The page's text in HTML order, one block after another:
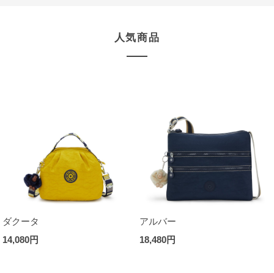
人気商品
ダクータ
14,080円
アルバー
18,480円